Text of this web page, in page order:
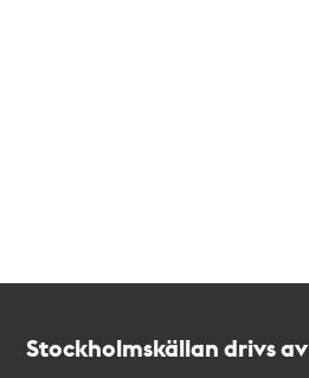
Stockholmskällan drivs av